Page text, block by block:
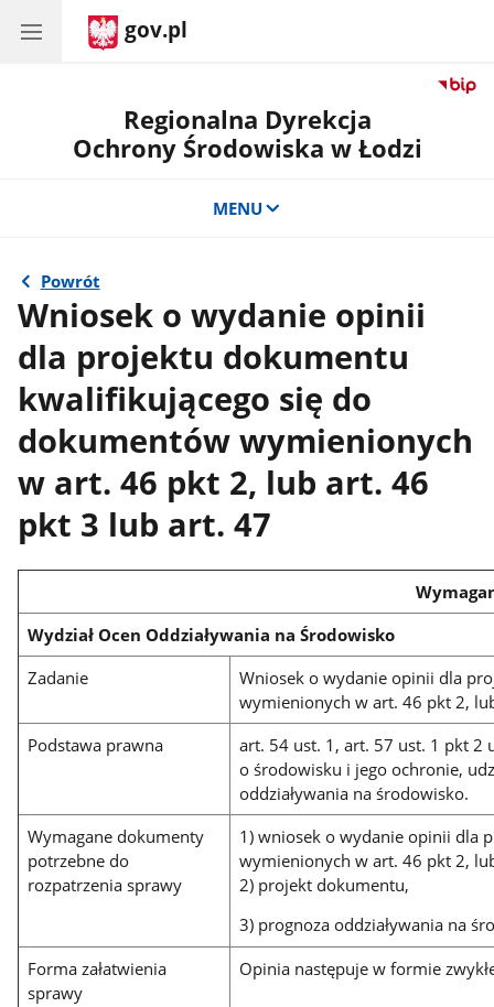
gov.pl
Regionalna Dyrekcja
Ochrony Środowiska w Łodzi
MENU
Powrót
Wniosek o wydanie opinii
dla projektu dokumentu
kwalifikującego się do
dokumentów wymienionych
w art. 46 pkt 2, lub art. 46
pkt 3 lub art. 47
Wymagania formalne
Wydział Ocen Oddziaływania na Środowisko
Zadanie
Wniosek o wydanie opinii dla
wymienionych w art. 46 pkt 2,
Podstawa prawna
art. 54 ust. 1, art. 57 ust. 1 pkt 2
o środowisku i jego ochronie,
oddziaływania na środowisko.
Wymagane dokumenty
potrzebne do
rozpatrzenia sprawy
1) wniosek o wydanie opinii dla
wymienionych w art. 46 pkt 2,
2) projekt dokumentu,
3) prognoza oddziaływania na
Forma załatwienia
sprawy
Opinia następuje w formie